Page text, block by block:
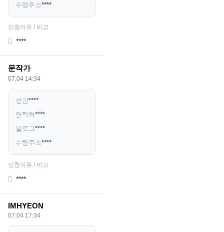
수령주소****
신청이유 / 비고
****
문작가
07.04 14:34
성함****
연락처 ****
블로그****
수령주소****
신청이유 / 비고
****
IMHYEON
07.04 17:34